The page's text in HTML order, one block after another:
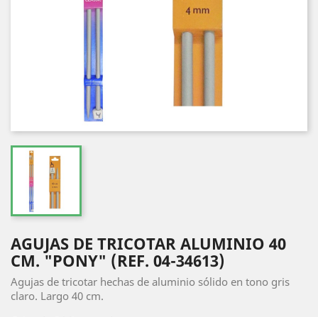
AGUJAS DE TRICOTAR ALUMINIO 40
CM. "PONY" (REF. 04-34613)
Agujas de tricotar hechas de aluminio sólido en tono gris
claro. Largo 40 cm.